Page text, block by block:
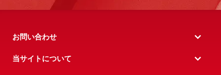
お問い合わせ
当サイトについて